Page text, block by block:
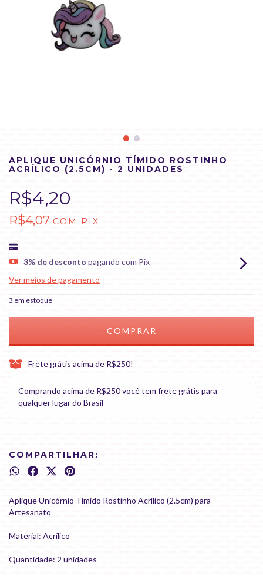
APLIQUE UNICÓRNIO TÍMIDO ROSTINHO
ACRÍLICO (2.5CM) - 2 UNIDADES
R$4,20
R$4,07 COM PIX
3% de desconto pagando com Pix
Ver meios de pagamento
3 em estoque
Frete grátis acima de R$250!
Comprando acima de R$250 você tem frete grátis para
qualquer lugar do Brasil
COMPARTILHAR:
Aplique Unicórnio Tímido Rostinho Acrílico (2.5cm) para
Artesanato
Material: Acrílico
Quantidade: 2 unidades